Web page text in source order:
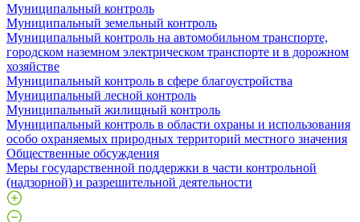
Муниципальный контроль
Муниципальный земельный контроль
Муниципальный контроль на автомобильном транспорте,
городском наземном электрическом транспорте и в дорожном
хозяйстве
Муниципальный контроль в сфере благоустройства
Муниципальный лесной контроль
Муниципальный жилищный контроль
Муниципальный контроль в области охраны и использования
особо охраняемых природных территорий местного значения
Общественные обсуждения
Меры государственной поддержки в части контрольной
(надзорной) и разрешительной деятельности